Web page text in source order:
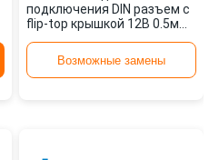
подключения DIN разъем с
flip-top крышкой 12В 0.5м
Возможные замены